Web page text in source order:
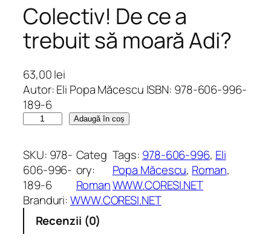
Colectiv! De ce a
trebuit să moară Adi?
63,00lei
Autor: Eli Popa Măcescu ISBN: 978-606-996-
189-6
n
t
i
t
a
Adaugă în coș
SKU: 978-
606-996-
189-6
Categ
ory:
Roman
Tags: 978-606-996, Eli
Popa Măcescu, Roman
WWW.CORESI.NET
Branduri:WWW.CORESI.NET
Recenzii (0)